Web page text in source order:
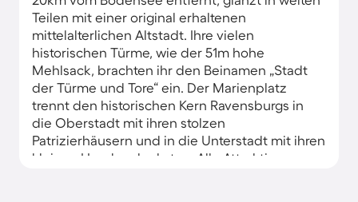
Teilen mit einer original erhaltenen
mittelalterlichen Altstadt. Ihre vielen
historischen Türme, wie der 51m hohe
Mehlsack, brachten ihr den Beinamen „Stadt
der Türme und Tore“ ein. Der Marienplatz
trennt den historischen Kern Ravensburgs in
die Oberstadt mit ihren stolzen
Patrizierhäusern und in die Unterstadt mit ihren
kleinen Handwerkerkaten. Alle Attraktionen,